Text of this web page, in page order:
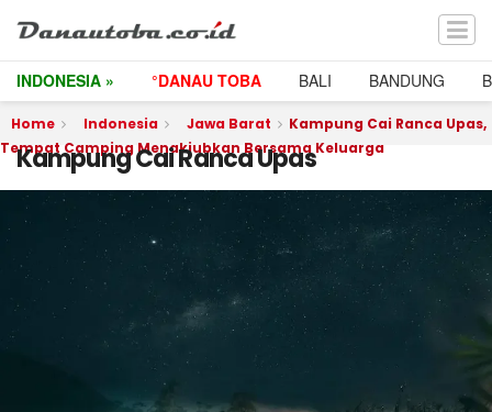
INDONESIA » °DANAU TOBA BALI BANDUNG
Home Indonesia Jawa Barat
Kampung Cai Ranca Upas,
Tempat Camping Menakjubkan Bersama Keluarga
Kampung Cai Ranca Upas